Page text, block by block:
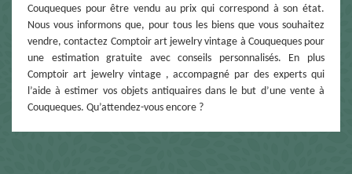
Couqueques pour être vendu au prix qui correspond à son état.
Nous vous informons que, pour tous les biens que vous souhaitez
vendre, contactez Comptoir art jewelry vintage à Couqueques pour
une estimation gratuite avec conseils personnalisés. En plus
Comptoir art jewelry vintage , accompagné par des experts qui
l’aide à estimer vos objets antiquaires dans le but d’une vente à
Couqueques. Qu’attendez-vous encore ?